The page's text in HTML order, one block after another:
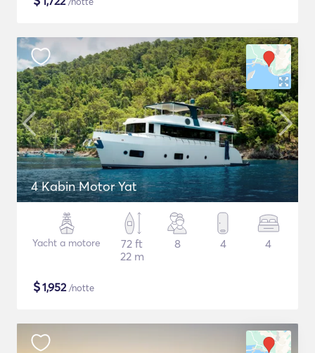
4 Kabin Motor Yat
Yacht a motore
72 ft
22 m
8 4 4
$1,952/notte